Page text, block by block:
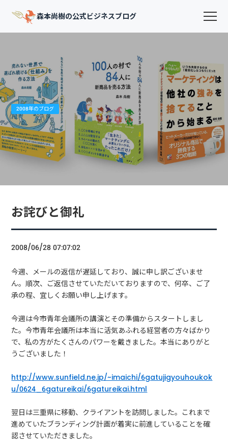
森本尚樹の公式ビジネスブログ
2008年のブログ
お詫びと御礼
2008/06/28 07:07:02
今週、メールの返信が遅延しており、誠に申し訳ございませ
ん。順次、ご返信させていただいておりますので、何卒、ご了
承の程、宜しくお願い申し上げます。
今週は今市青年会議所の講演とその準備からスタートしまし
た。今市青年会議所は本当に活気あふれる経営者の方々ばかり
で、私の方がたくさんのパワーを戴きました。本当にありがと
うございました！
http://www.sunfield.ne.jp/~imaichi/6gatujigyouhoukok
u/0624_6gatureikai/6gatureikai.html
翌日は三重県に移動、クライアントを訪問しました。これまで
進めていたブランディング計画が着実に前進していることを確
認させていただきました。